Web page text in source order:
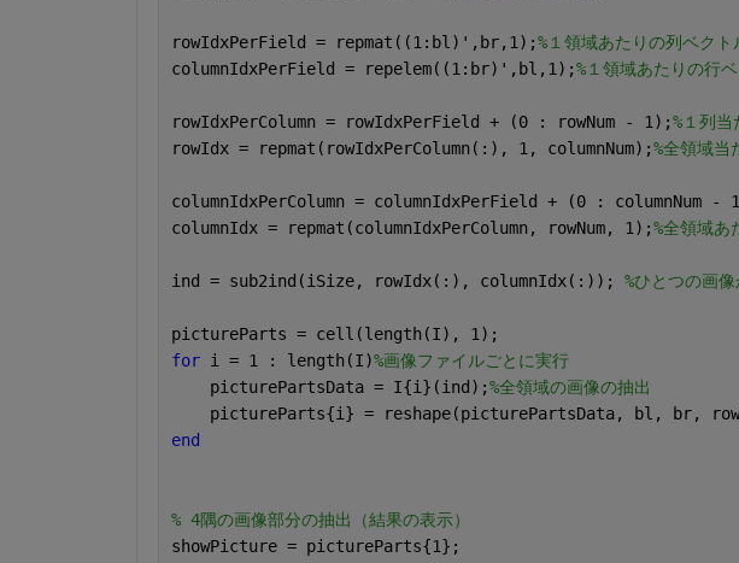
rowIdxPerField = repmat((1:bl)',br,1);%１領域あたりの列ベクト
columnIdxPerField = repelem((1:br)',bl,1);%１領域あたりの行
rowIdxPerColumn = rowIdxPerField + (0 : rowNum - 1);%１列
rowIdx = repmat(rowIdxPerColumn(:), 1, columnNum);%全領域当
columnIdxPerColumn = columnIdxPerField + (0 : columnNum -
columnIdx = repmat(columnIdxPerColumn, rowNum, 1);%全領域あ
ind = sub2ind(iSize, rowIdx(:), columnIdx(:)); %ひとつの画
pictureParts = cell(length(I), 1);
for i = 1 : length(I)%画像ファイルごとに実行
    picturePartsData = I{i}(ind);
%全領域の画像の抽出
pictureParts{i} = reshape(picturePartsData, bl, br,
end
% 4隅の画像部分の抽出（結果の表示）
showPicture = pictureParts{1};